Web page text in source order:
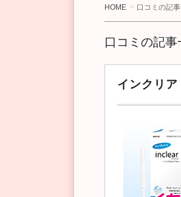
HOME 口コミの記
口コミの記事
インクリ